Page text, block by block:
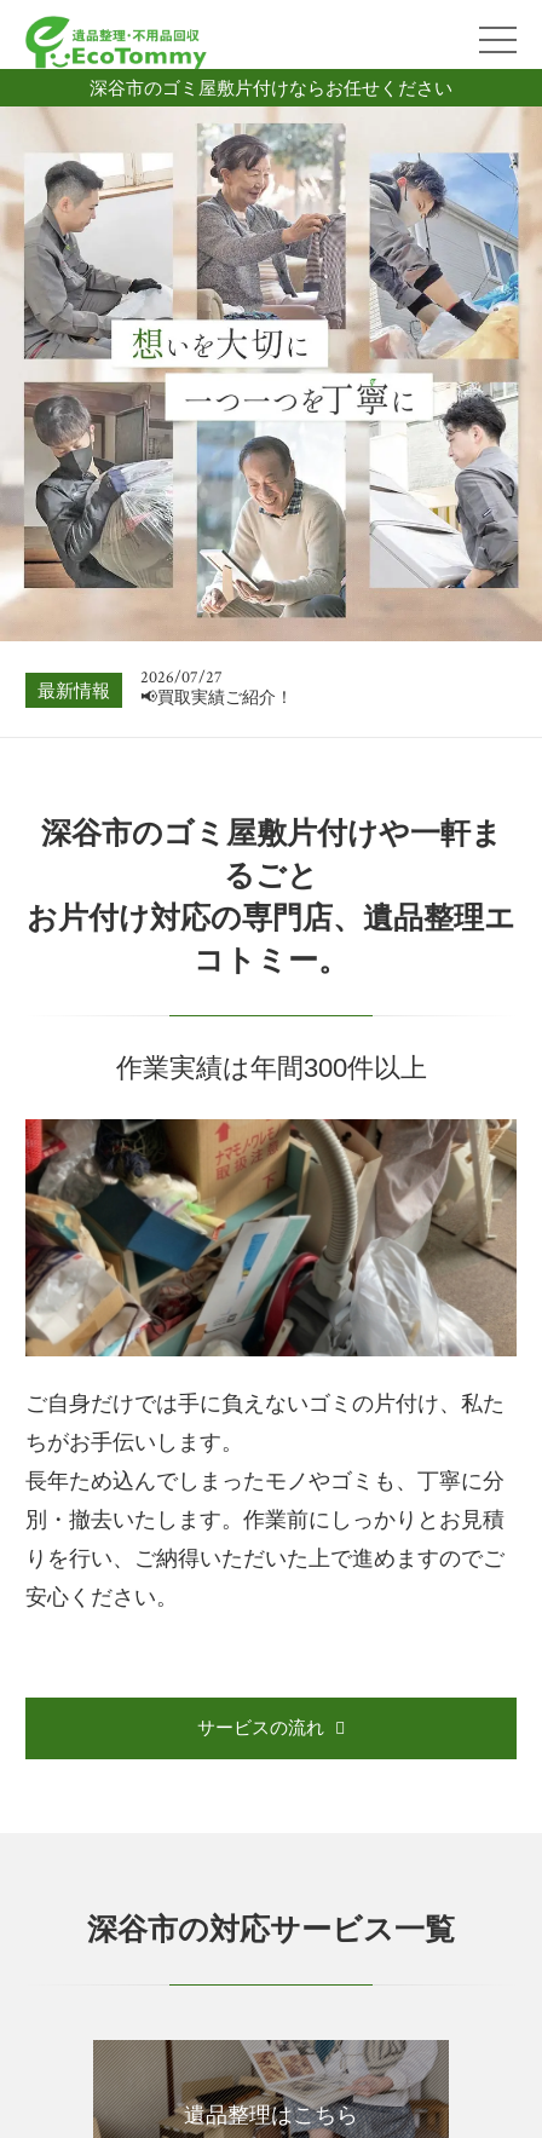
深谷市のゴミ屋敷片付けならお任せください
最新情報
2026/07/06
📢買取実績ご紹介！
2026/08/03
📢買取実績ご紹介！
2026/07/27
📢買取実績ご紹介！
2026/07/13
📢買取実績ご紹介！
2026/07/06
📢買取実績ご紹介！
2026/08/03
深谷市のゴミ屋敷片付けや一軒ま
るごと
お片付け対応の専門店、遺品整理エ
コトミー。
作業実績は年間300件以上
ご自身だけでは手に負えないゴミの片付け、私た
ちがお手伝いします。
長年ため込んでしまったモノやゴミも、丁寧に分
別・撤去いたします。作業前にしっかりとお見積
りを行い、ご納得いただいた上で進めますのでご
安心ください。
サービスの流れ
深谷市の対応サービス一覧
遺品整理はこちら